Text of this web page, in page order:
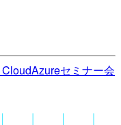
Azureセミナー会